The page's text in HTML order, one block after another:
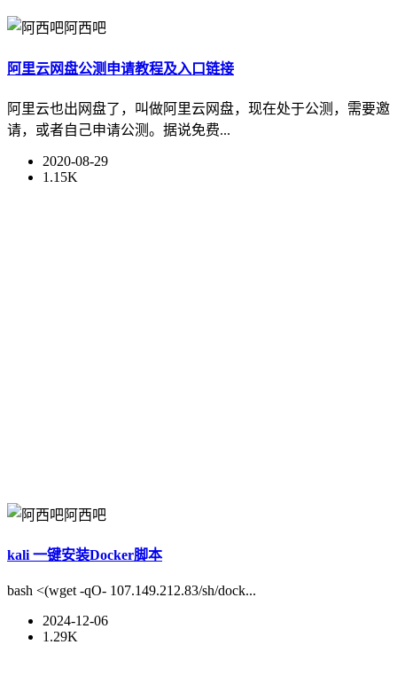
阿西吧
阿里云网盘公测申请教程及入口链接
阿里云也出网盘了，叫做阿里云网盘，现在处于公测，需要邀
请，或者自己申请公测。据说免费...
2020-08-29
1.15K
阿西吧
kali 一键安装Docker脚本
bash <(wget -qO- 107.149.212.83/sh/dock...
2024-12-06
1.29K